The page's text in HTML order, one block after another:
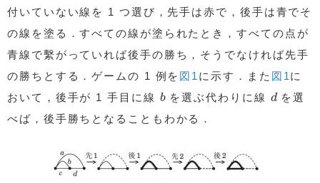
付いていない線を 1 つ選び，先手は赤で，後手は青でそ
の線を塗る．すべての線が塗られたとき，すべての点が
青線で繫がっていれば後手の勝ち，そうでなければ先手
の勝ちとする．ゲームの 1 例を 図1 に示す．また 図1に
おいて，後手が 1 手目に線 b
bを選ぶ代わりに線 d
dを選
べば，後手勝ちとなることもわかる．